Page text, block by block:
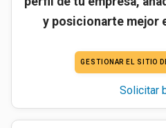
y posicionarte mejor
GESTIONAR EL SITIO
Solicitar